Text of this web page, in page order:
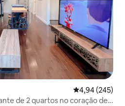
4,94 de uma
4,94 (245)
de 2 quartos no coração de